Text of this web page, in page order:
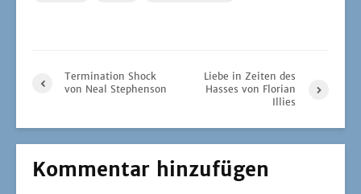
Termination Shock
von Neal Stephenson
Liebe in Zeiten des
Hasses von Florian
Illies
Kommentar hinzufügen